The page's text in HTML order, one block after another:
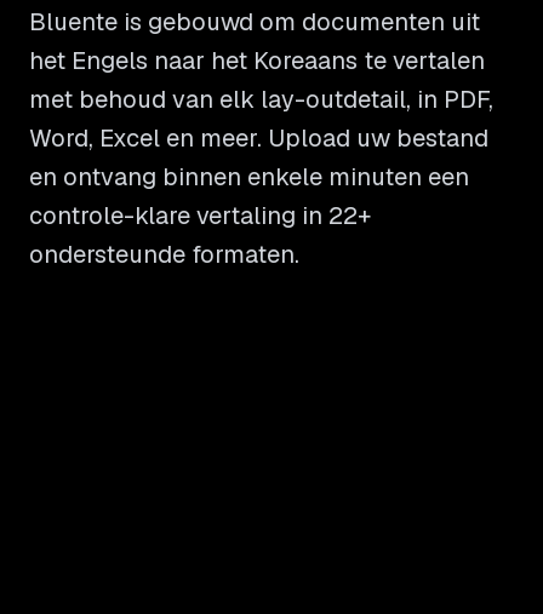
Bluente is gebouwd om documenten uit
het Engels naar het Koreaans te vertalen
met behoud van elk lay-outdetail, in PDF,
Word, Excel en meer. Upload uw bestand
en ontvang binnen enkele minuten een
controle-klare vertaling in 22+
ondersteunde formaten.